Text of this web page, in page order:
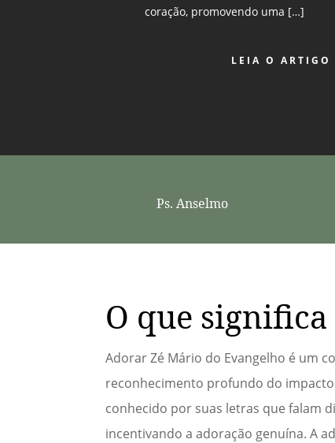
coração, promovendo uma […]
LEIA O ARTIGO
Ps. Anselmo
O que
Adorar Zé Mário do Evangelho é um
reconhecimento profundo do
conhecido por suas letras que falam
incentivando a adoração genuína. A